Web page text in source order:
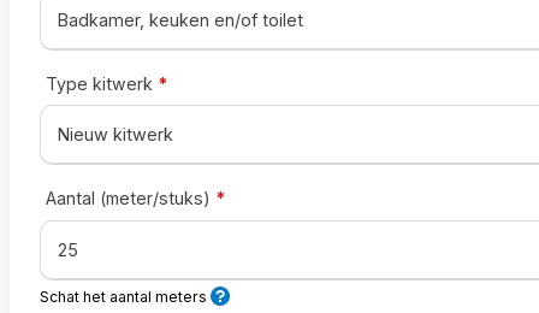
Type kitwerk *
Aantal (meter/stuks) *
Schat het aantal meters